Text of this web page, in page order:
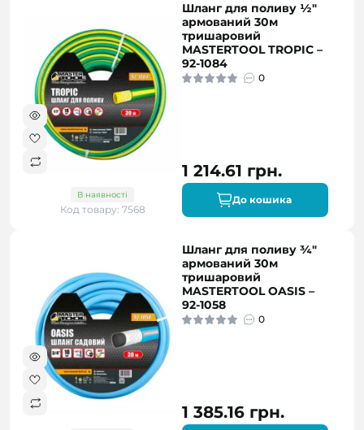
В наявності
Код товару: 7568
Шланг для поливу ½"
армований 30м
тришаровий
MASTERTOOL TROPIC –
92-1084
0
1 214.61 грн.
До кошика
Шланг для поливу ¾"
армований 30м
тришаровий
MASTERTOOL OASIS –
92-1058
0
1 385.16 грн.